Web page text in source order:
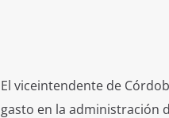
El viceintendente de
gasto en la administración